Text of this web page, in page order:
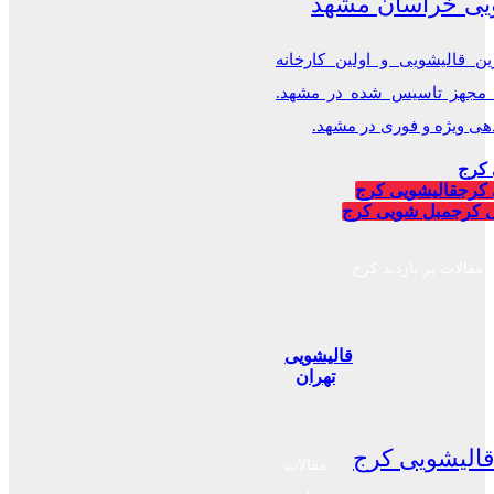
قالیشویی و اولین کارخانه
مجهز تاسیس شده در مشهد.
ویژه و فوری در مشهد.
کرج
کرجقالیشویی کرج
کرجمبل شویی کرج
کرج
قالیشویی
تهران